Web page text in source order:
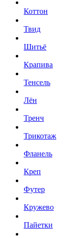
Коттон
Твид
Шитьё
Крапива
Тенсель
Лён
Тренч
Трикотаж
Фланель
Креп
Футер
Кружево
Пайетки